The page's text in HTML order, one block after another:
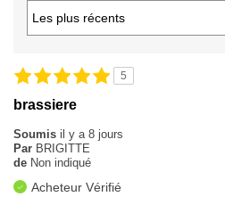
5
brassiere
Soumis il y a 8 jours
Par BRIGITTE
de Non indiqué
Acheteur Vérifié